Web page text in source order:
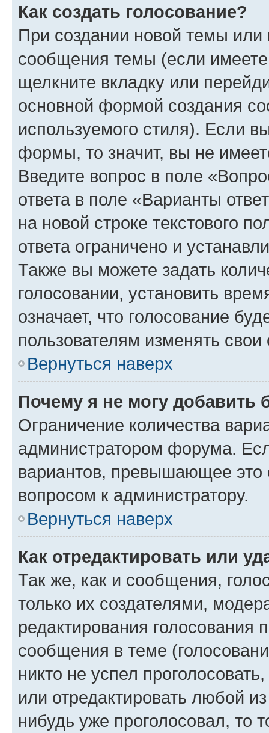
Как создать голосование?
При создании новой темы или
сообщения темы (если
щелкните вкладку или
основной формой создания
используемого стиля). Если
формы, то значит, вы не
Введите вопрос в поле
ответа в поле «Варианты
на новой строке текстового
ответа ограничено и
Также вы можете задать
голосовании, установить
означает, что голосование
пользователям изменять свои
Вернуться наверх
Почему я не могу добавить
Ограничение количества
администратором форума.
вариантов, превышающее это
вопросом к администратору.
Вернуться наверх
Как отредактировать или
Так же, как и сообщения,
только их создателями,
редактирования голосования
сообщения в теме
никто не успел
или отредактировать любой
нибудь уже проголосовал, то